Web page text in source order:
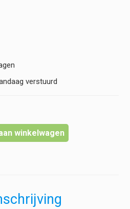
verstuurd
winkelwagen